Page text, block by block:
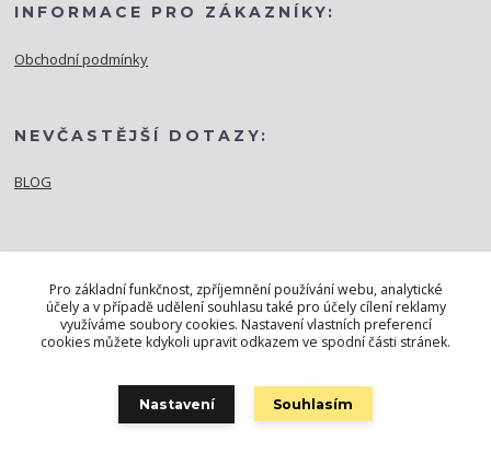
INFORMACE PRO ZÁKAZNÍKY:
Obchodní podmínky
NEVČASTĚJŠÍ DOTAZY:
BLOG
Pro základní funkčnost, zpříjemnění používání webu, analytické
účely a v případě udělení souhlasu také pro účely cílení reklamy
využíváme soubory cookies. Nastavení vlastních preferencí
cookies můžete kdykoli upravit odkazem ve spodní části stránek.
Nastavení Souhlasím